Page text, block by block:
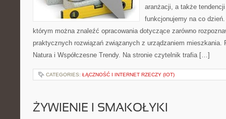
aranżacji, a także
funkcjonujemy na co
którym można znaleźć opracowania dotyczące zarówno
praktycznych rozwiązań związanych z urządzaniem mieszkania.
Natura i Współczesne Trendy. Na stronie czytelnik trafia […]
CATEGORIES: ŁĄCZNOŚĆ I INTERNET RZECZY (IOT)
ŻYWIENIE I SMAKOŁYKI